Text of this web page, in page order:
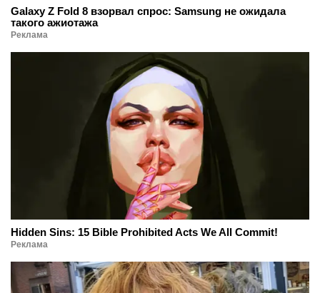
Galaxy Z Fold 8 взорвал спрос: Samsung не ожидала
такого ажиотажа
Реклама
Hidden Sins: 15 Bible Prohibited Acts We All Commit!
Реклама